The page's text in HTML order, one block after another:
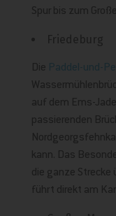
Spur bis zum
Friedeburg
Die Paddel-und-
auf dem Ems-
passierenden
kann. Das
die ganze Strecke
führt direkt am